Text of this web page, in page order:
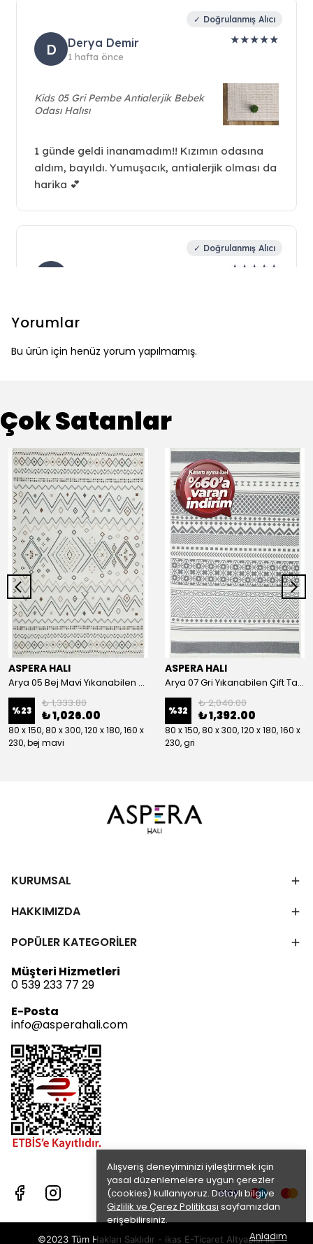
Alışveriş deneyiminizi iyileştirmek için
yasal düzenlemelere uygun çerezler
(cookies) kullanıyoruz. Detaylı bilgiye
Gizlilik ve Çerez Politikası sayfamızdan
erişebilirsiniz.
Anladım
Yorumlar
Bu ürün için henüz yorum yapılmamış.
Çok Satanlar
ASPERA HALI
Arya 05 Bej Mavi Yıkanabilen Çift Taraflı Kilim
%23
₺ 1,333.80
₺ 1,026.00
80 x 150, 80 x 300, 120 x 180, 160 x
230, bej mavi
ASPERA HALI
Arya 07 Gri Yıkanabilen Çift Taraflı Kilim
%32
₺ 2,040.00
₺ 1,392.00
80 x 150, 80 x 300, 120 x 180, 160 x
230, gri
KURUMSAL
HAKKIMIZDA
POPÜLER KATEGORİLER
Müşteri Hizmetleri
0 539 233 77 29
E-Posta
info@asperahali.com
©2023 Tüm Hakları Saklıdır - ikas E-Ticaret Altyapısı ile